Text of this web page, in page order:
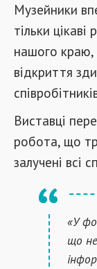
Музейники
тільки цікаві
нашого краю,
відкриття
Виставці
робота, що
залучені всі
«У
що